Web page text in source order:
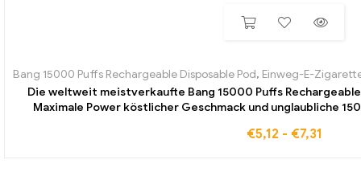
Bang 15000 Puffs Rechargeable Disposable Pod, Einweg-E-
Die weltweit meistverkaufte Bang 15000 Puffs
Maximale Power köstlicher Geschmack und unglaubliche
€5,12 - €7,31